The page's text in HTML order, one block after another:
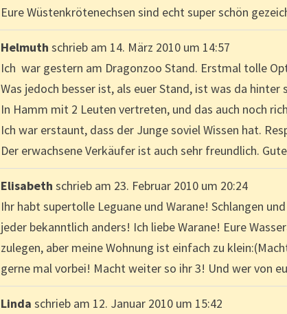
Eure Wüstenkrötenechsen sind echt super schön
Helmuthschrieb am 14. März 2010 um 14:57
Ich war gestern am Dragonzoo Stand. Erstmal tolle
Was jedoch besser ist, als euer Stand, ist was da hinter
In Hamm mit 2 Leuten vertreten, und das auch noch
Ich war erstaunt, dass der Junge soviel Wissen hat.
Der erwachsene Verkäufer ist auch sehr freundlich.
Elisabethschrieb am 23. Februar 2010 um 20:24
Ihr habt supertolle Leguane und Warane! Schlangen
jeder bekanntlich anders! Ich liebe Warane! Eure
zulegen, aber meine Wohnung ist einfach zu
gerne mal vorbei! Macht weiter so ihr 3! Und wer von
Lindaschrieb am 12. Januar 2010 um 15:42